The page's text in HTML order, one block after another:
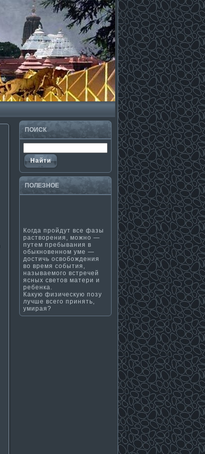
ПОИСК
ПОЛЕЗНΟЕ
Когда пройдут все фазы
растворения, можно —
путем пребывания в
обыкновенном уме —
достичь освобождения
во время события,
называемого встречей
ясных светов матери и
ребенка.
Какую физическую позу
лучше всего принять,
умирая?